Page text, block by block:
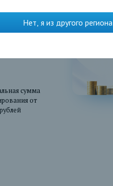
от
сумма
от
Нет, я из другого региона